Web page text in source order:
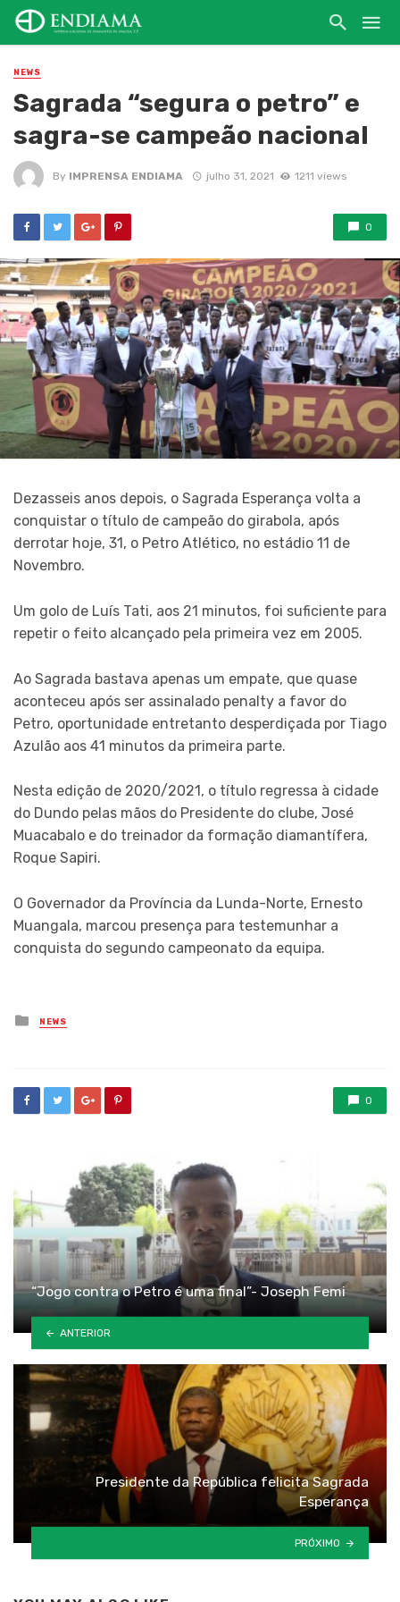
NEWS
Sagrada “segura o petro” e
sagra-se campeão nacional
By IMPRENSA ENDIAMA julho 31, 2021 1211 views
0
Dezasseis anos depois, o Sagrada Esperança volta a
conquistar o título de campeão do girabola, após
derrotar hoje, 31, o Petro Atlético, no estádio 11 de
Novembro.
Um golo de Luís Tati, aos 21 minutos, foi suficiente para
repetir o feito alcançado pela primeira vez em 2005.
Ao Sagrada bastava apenas um empate, que quase
aconteceu após ser assinalado penalty a favor do
Petro, oportunidade entretanto desperdiçada por Tiago
Azulão aos 41 minutos da primeira parte.
Nesta edição de 2020/2021, o título regressa à cidade
do Dundo pelas mãos do Presidente do clube, José
Muacabalo e do treinador da formação diamantífera,
Roque Sapiri.
O Governador da Província da Lunda-Norte, Ernesto
Muangala, marcou presença para testemunhar a
conquista do segundo campeonato da equipa.
Posted
in
NEWS
0
“Jogo contra o Petro é uma final”- Joseph Femi
ANTERIOR
Presidente da República felicita Sagrada
Esperança
PRÓXIMO